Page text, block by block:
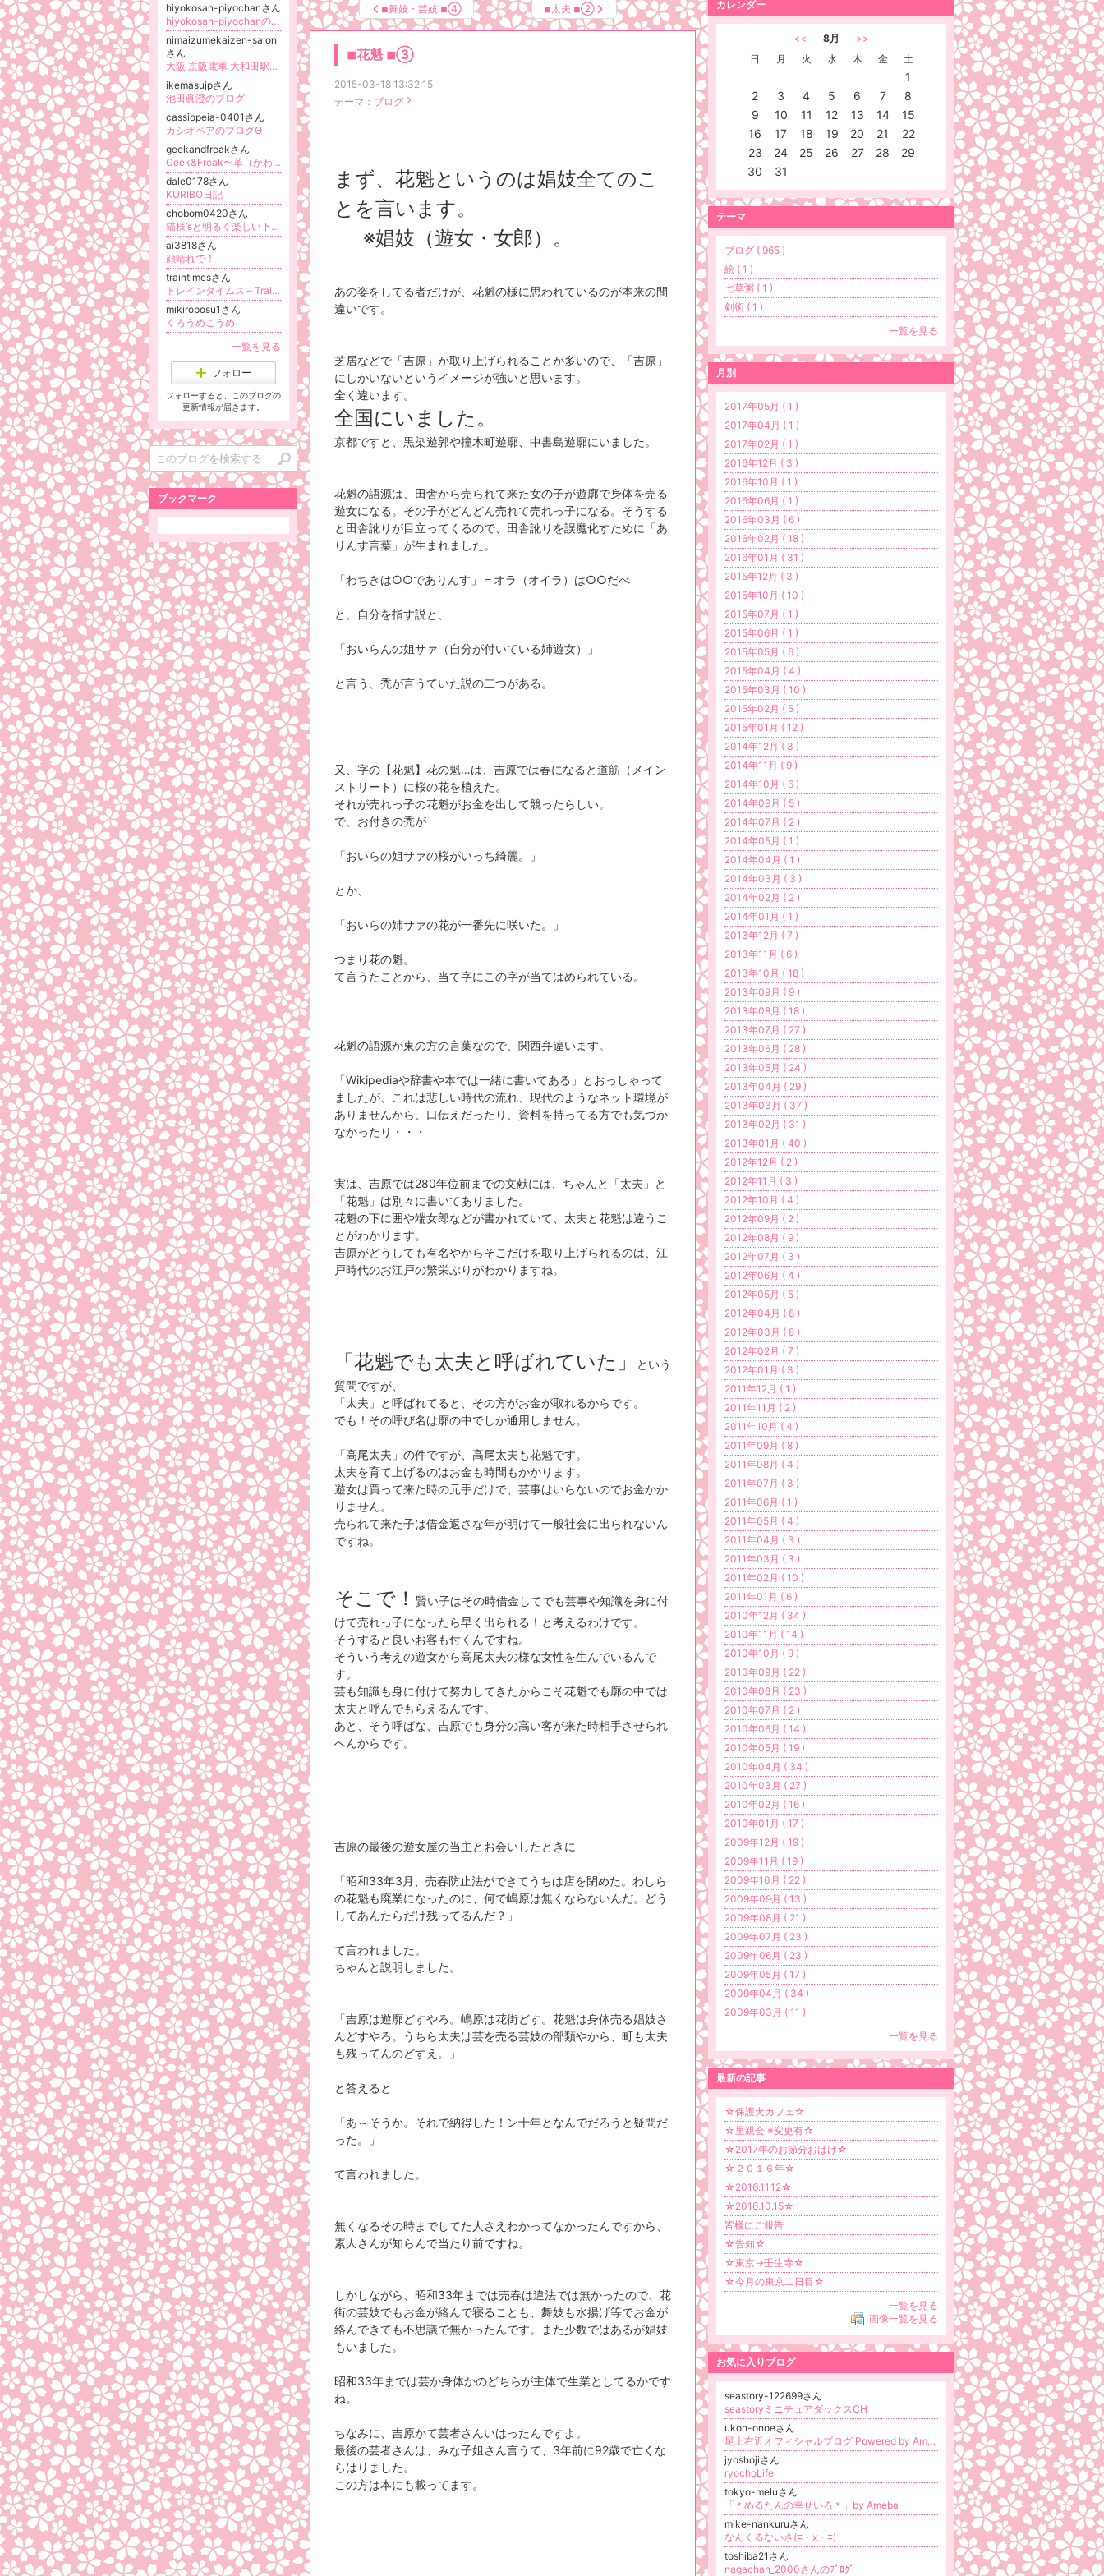
◾︎舞妓・芸妓 ◾︎④ ◾︎太夫 ◾︎②
◾︎花魁 ◾︎③
2015-03-18 13:32:15
テーマ： ブログ
まず、花魁というのは娼妓全てのこ
とを言います。
※娼妓（遊女・女郎）。
あの姿をしてる者だけが、花魁の様に思われているのが本来の間
違いです。
芝居などで「吉原」が取り上げられることが多いので、「吉原」
にしかいないというイメージが強いと思います。
全く違います。
全国にいました。
京都ですと、黒染遊郭や撞木町遊廓、中書島遊廓にいました。
花魁の語源は、田舎から売られて来た女の子が遊廓で身体を売る
遊女になる。その子がどんどん売れて売れっ子になる。そうする
と田舎訛りが目立ってくるので、田舎訛りを誤魔化すために「あ
りんす言葉」が生まれました。
「わちきは○○でありんす」＝オラ（オイラ）は○○だべ
と、自分を指す説と、
「おいらんの姐サァ（自分が付いている姉遊女）」
と言う、禿が言うていた説の二つがある。
又、字の【花魁】花の魁…は、吉原では春になると道筋（メイン
ストリート）に桜の花を植えた。
それが売れっ子の花魁がお金を出して競ったらしい。
で、お付きの禿が
「おいらの姐サァの桜がいっち綺麗。」
とか、
「おいらの姉サァの花が一番先に咲いた。」
つまり花の魁。
て言うたことから、当て字にこの字が当てはめられている。
花魁の語源が東の方の言葉なので、関西弁違います。
「Wikipediaや辞書や本では一緒に書いてある」とおっしゃって
ましたが、これは悲しい時代の流れ、現代のようなネット環境が
ありませんから、口伝えだったり、資料を持ってる方でも気づか
なかったり・・・
実は、吉原では280年位前までの文献には、ちゃんと「太夫」と
「花魁」は別々に書いてありました。
花魁の下に囲や端女郎などが書かれていて、太夫と花魁は違うこ
とがわかります。
吉原がどうしても有名やからそこだけを取り上げられるのは、江
戸時代のお江戸の繁栄ぶりがわかりますね。
「花魁でも太夫と呼ばれていた」
という
質問ですが、
「太夫」と呼ばれてると、その方がお金が取れるからです。
でも！その呼び名は廓の中でしか通用しません。
「高尾太夫」の件ですが、高尾太夫も花魁です。
太夫を育て上げるのはお金も時間もかかります。
遊女は買って来た時の元手だけで、芸事はいらないのでお金かか
りません。
売られて来た子は借金返さな年が明けて一般社会に出られないん
ですね。
そこで！
賢い子はその時借金してでも芸事や知識を身に付
けて売れっ子になったら早く出られる！と考えるわけです。
そうすると良いお客も付くんですね。
そういう考えの遊女から高尾太夫の様な女性を生んでいるんで
す。
芸も知識も身に付けて努力してきたからこそ花魁でも廓の中では
太夫と呼んでもらえるんです。
あと、そう呼ばな、吉原でも身分の高い客が来た時相手させられ
へんからです。
吉原の最後の遊女屋の当主とお会いしたときに
「昭和33年3月、売春防止法ができてうちは店を閉めた。わしら
の花魁も廃業になったのに、何で嶋原は無くならないんだ。どう
してあんたらだけ残ってるんだ？」
て言われました。
ちゃんと説明しました。
「吉原は遊廓どすやろ。嶋原は花街どす。花魁は身体売る娼妓さ
んどすやろ。うちら太夫は芸を売る芸妓の部類やから、町も太夫
も残ってんのどすえ。」
と答えると
「あ～そうか。それで納得した！ン十年となんでだろうと疑問だ
った。」
て言われました。
無くなるその時までしてた人さえわかってなかったんですから、
素人さんが知らんで当たり前ですね。
しかしながら、昭和33年までは売春は違法では無かったので、花
街の芸妓でもお金が絡んで寝ることも、舞妓も水揚げ等でお金が
絡んできても不思議で無かったんです。また少数ではあるが娼妓
もいました。
昭和33年までは芸か身体かのどちらが主体で生業としてるかです
ね。
ちなみに、吉原かて芸者さんいはったんですよ。
最後の芸者さんは、みな子姐さん言うて、3年前に92歳で亡くな
らはりました。
この方は本にも載ってます。
カレンダー
<< 8月
>>
日
月 火 水 木 金 土
1
2
3 4 5 6 7
8
9
10 11 12 13 14
15
16
17 18 19 20 21
22
23
24 25 26 27 28
29
30
31
テーマ
ブログ ( 965 )
絵 ( 1 )
七草粥 ( 1 )
剣術 ( 1 )
一覧を見る
月別
2017年05月 ( 1 )
2017年04月 ( 1 )
2017年02月 ( 1 )
2016年12月 ( 3 )
2016年10月 ( 1 )
2016年06月 ( 1 )
2016年03月 ( 6 )
2016年02月 ( 18 )
2016年01月 ( 31 )
2015年12月 ( 3 )
2015年10月 ( 10 )
2015年07月 ( 1 )
2015年06月 ( 1 )
2015年05月 ( 6 )
2015年04月 ( 4 )
2015年03月 ( 10 )
2015年02月 ( 5 )
2015年01月 ( 12 )
2014年12月 ( 3 )
2014年11月 ( 9 )
2014年10月 ( 6 )
2014年09月 ( 5 )
2014年07月 ( 2 )
2014年05月 ( 1 )
2014年04月 ( 1 )
2014年03月 ( 3 )
2014年02月 ( 2 )
2014年01月 ( 1 )
2013年12月 ( 7 )
2013年11月 ( 6 )
2013年10月 ( 18 )
2013年09月 ( 9 )
2013年08月 ( 18 )
2013年07月 ( 27 )
2013年06月 ( 28 )
2013年05月 ( 24 )
2013年04月 ( 29 )
2013年03月 ( 37 )
2013年02月 ( 31 )
2013年01月 ( 40 )
2012年12月 ( 2 )
2012年11月 ( 3 )
2012年10月 ( 4 )
2012年09月 ( 2 )
2012年08月 ( 9 )
2012年07月 ( 3 )
2012年06月 ( 4 )
2012年05月 ( 5 )
2012年04月 ( 8 )
2012年03月 ( 8 )
2012年02月 ( 7 )
2012年01月 ( 3 )
2011年12月 ( 1 )
2011年11月 ( 2 )
2011年10月 ( 4 )
2011年09月 ( 8 )
2011年08月 ( 4 )
2011年07月 ( 3 )
2011年06月 ( 1 )
2011年05月 ( 4 )
2011年04月 ( 3 )
2011年03月 ( 3 )
2011年02月 ( 10 )
2011年01月 ( 6 )
2010年12月 ( 34 )
2010年11月 ( 14 )
2010年10月 ( 9 )
2010年09月 ( 22 )
2010年08月 ( 23 )
2010年07月 ( 2 )
2010年06月 ( 14 )
2010年05月 ( 19 )
2010年04月 ( 34 )
2010年03月 ( 27 )
2010年02月 ( 16 )
2010年01月 ( 17 )
2009年12月 ( 19 )
2009年11月 ( 19 )
2009年10月 ( 22 )
2009年09月 ( 13 )
2009年08月 ( 21 )
2009年07月 ( 23 )
2009年06月 ( 23 )
2009年05月 ( 17 )
2009年04月 ( 34 )
2009年03月 ( 11 )
一覧を見る
最新の記事
☆保護犬カフェ☆
☆里親会 ※変更有☆
☆2017年のお節分おばけ☆
☆２０１６年☆
☆2016.11.12☆
☆2016.10.15☆
皆様にご報告
☆告知☆
☆東京→壬生寺☆
☆今月の東京二日目☆
一覧を見る
画像一覧を見る
お気に入りブログ
seastory-122699さん
seastoryミニチュアダックスCH
ukon-onoeさん
尾上右近オフィシャルブログ Powered by Ameba
jyoshojiさん
ryochoLife
tokyo-meluさん
「＊めるたんの幸せいろ＊」by Ameba
mike-nankuruさん
なんくるないさ(≡・x・≡)
toshiba21さん
nagachan_2000さんのﾌﾞﾛｸﾞ
hiyokosan-piyochanさん
hiyokosan-piyochanのブログ
nimaizumekaizen-salon
さん
大阪 京阪電車 大和田駅徒歩3分！二枚爪でお悩みの方向け！お爪を傷めない施術で美爪に導く育爪専門ネイルサロンla-charme(ラシャルム)
ikemasujpさん
池田眞澄のブログ
cassiopeia-0401さん
カシオペアのブログΘ
geekandfreakさん
Geek&Freak〜革（かわ）り者のモノづくり〜
dale0178さん
KURIBO日記
chobom0420さん
猫様’sと明るく楽しい下僕生活
ai3818さん
顔晴れで！
traintimesさん
トレインタイムス～Traintimes blog～
mikiroposu1さん
くろうめこうめ
一覧を見る
フォロー
フォローすると、このブログの
更新情報が届きます。
ブックマーク